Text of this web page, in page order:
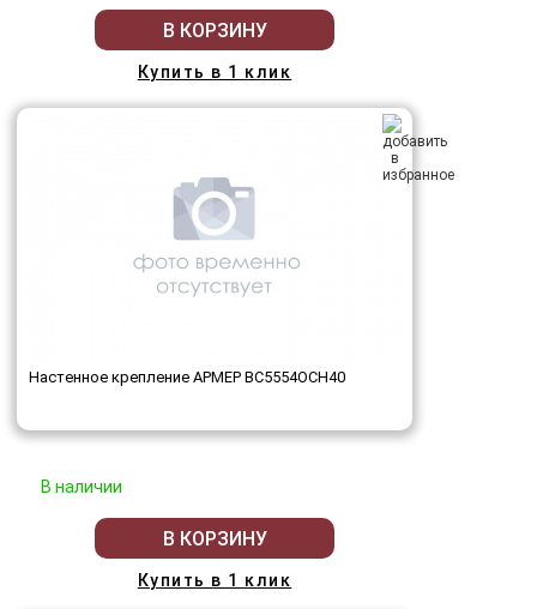
В КОРЗИНУ
Купить в 1 клик
Настенное крепление АРМЕР ВС5554ОСН40
В наличии
В КОРЗИНУ
Купить в 1 клик